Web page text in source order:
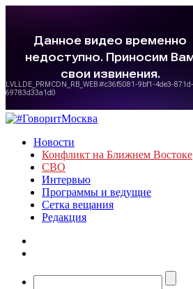
Новости
Конфликт на Ближнем Востоке
СВО
Интервью
Программы и ведущие
Сетка вещания
Редакция